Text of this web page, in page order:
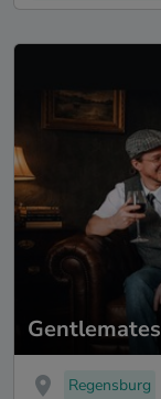
Gentlemates
Regensburg